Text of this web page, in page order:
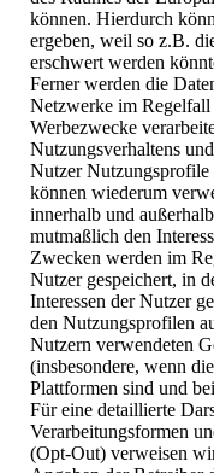
können. Hierdurch
ergeben, weil so z.B.
erschwert werden
Ferner werden die
Netzwerke im
Werbezwecke
Nutzungsverhaltens
Nutzer
können wiederum
innerhalb und
mutmaßlich den
Zwecken werden im
Nutzer gespeichert, in
Interessen der Nutzer
den Nutzungsprofilen
Nutzern verwendeten
(insbesondere, wenn
Plattformen sind und
Für eine detaillierte
Verarbeitungsformen
(Opt-Out) verweisen